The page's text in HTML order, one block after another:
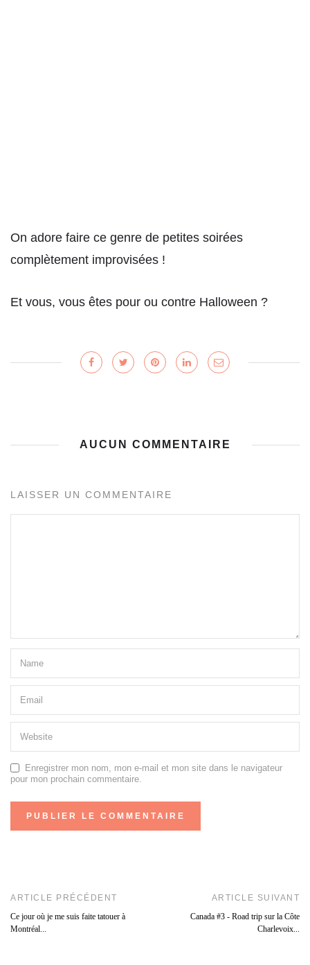
On adore faire ce genre de petites soirées
complètement improvisées !
Et vous, vous êtes pour ou contre Halloween ?
AUCUN COMMENTAIRE
LAISSER UN COMMENTAIRE
Enregistrer mon nom, mon e-mail et mon site dans le navigateur
pour mon prochain commentaire.
ARTICLE PRÉCÉDENT
Ce jour où je me suis faite tatouer à
Montréal...
ARTICLE SUIVANT
Canada #3 - Road trip sur la Côte
Charlevoix...